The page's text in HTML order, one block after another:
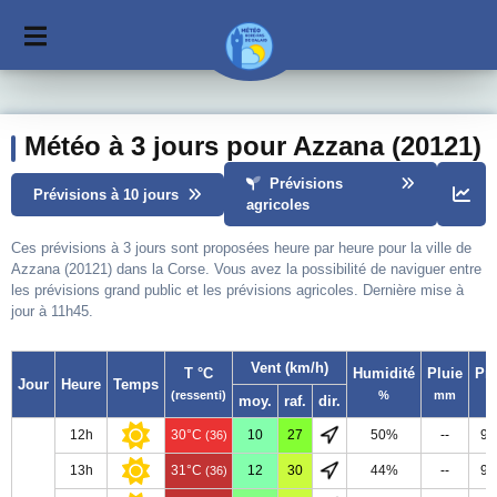
Météo à 3 jours pour Azzana (20121)
Prévisions à 10 jours
Prévisions
agricoles
Ces prévisions à 3 jours sont proposées heure par heure pour la ville de
Azzana (20121) dans la Corse. Vous avez la possibilité de naviguer entre
les prévisions grand public et les prévisions agricoles. Dernière mise à
jour à 11h45.
Jour Heure Temps
T °C
(ressenti)
Vent (km/h) Humidité
%
Pluie
mm
moy. raf. dir.
12h 30°C (36) 10 27 50% --
13h 31°C (36) 12 30 44% --